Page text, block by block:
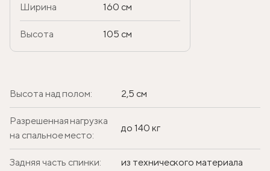
Ширина 160 см
Высота 105 см
Высота над полом: 2,5 см
Разрешенная нагрузка
на спальное место:
до 140 кг
Задняя часть спинки: из технического материала